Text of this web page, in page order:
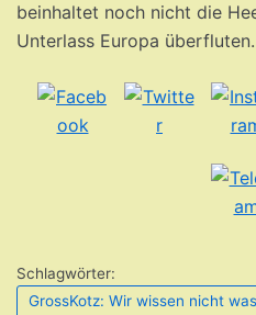
beinhaltet noch nicht die
Unterlass Europa überfluten.
Schlagwörter:
GrossKotz: Wir wissen nicht